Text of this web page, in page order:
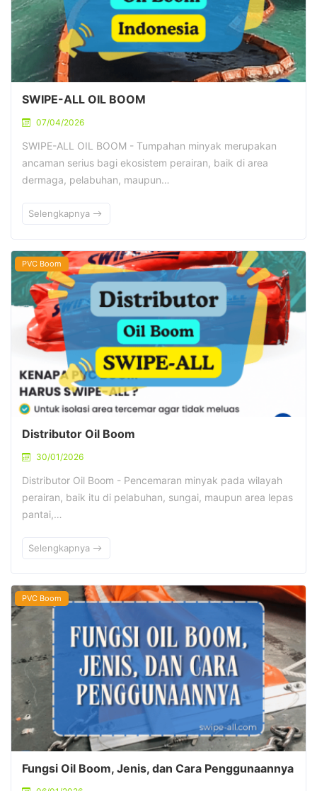
SWIPE-ALL OIL BOOM
07/04/2026
SWIPE-ALL OIL BOOM - Tumpahan minyak merupakan
ancaman serius bagi ekosistem perairan, baik di area
dermaga, pelabuhan, maupun…
Selengkapnya
PVC Boom
Distributor Oil Boom
30/01/2026
Distributor Oil Boom - Pencemaran minyak pada wilayah
perairan, baik itu di pelabuhan, sungai, maupun area lepas
pantai,…
Selengkapnya
PVC Boom
Fungsi Oil Boom, Jenis, dan Cara Penggunaannya